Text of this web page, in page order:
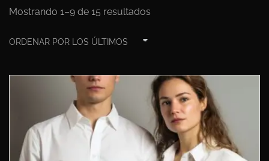
Mostrando 1–9 de 15 resultados